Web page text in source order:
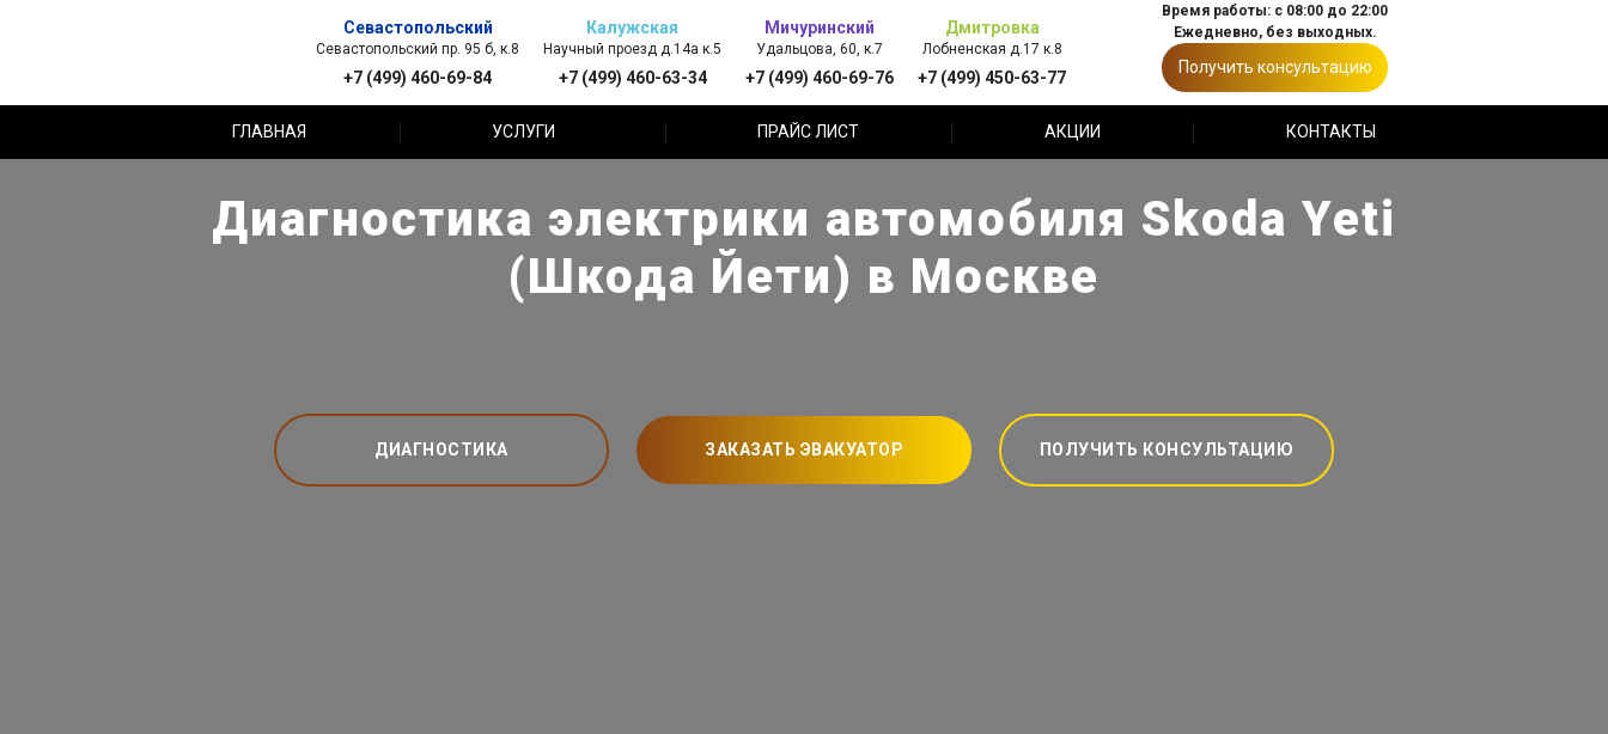
Севастопольский
Севастопольский пр. 95 б, к.8
+7 (499) 460-69-84
Калужская
Научный проезд д.14а к.5
+7 (499) 460-63-34
Мичуринский
Удальцова, 60, к.7
+7 (499) 460-69-76
Дмитровка
Лобненская д.17 к.8
+7 (499) 450-63-77
Время работы: с 08:00 до 22:00
Ежедневно, без выходных.
Получить консультацию
ГЛАВНАЯ УСЛУГИ ПРАЙС ЛИСТ АКЦИИ КОНТАКТЫ
Диагностика электрики автомобиля Skoda Yeti
(Шкода Йети) в Москве
ДИАГНОСТИКА ЗАКАЗАТЬ ЭВАКУАТОР ПОЛУЧИТЬ КОНСУЛЬТАЦИЮ